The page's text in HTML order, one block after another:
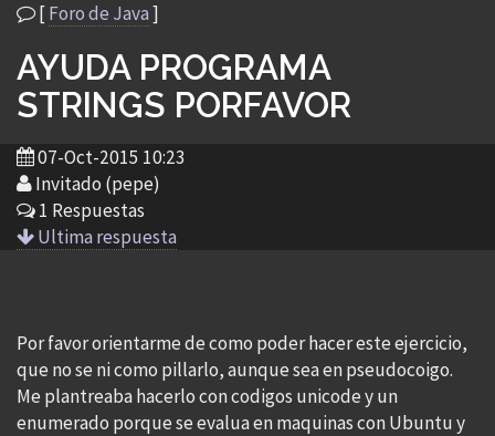
[Foro de Java]
AYUDA PROGRAMA
STRINGS PORFAVOR
07-Oct-2015 10:23
Invitado (pepe)
1 Respuestas
Ultima respuesta
Por favor orientarme de como poder hacer este ejercicio,
que no se ni como pillarlo, aunque sea en pseudocoigo.
Me plantreaba hacerlo con codigos unicode y un
enumerado porque se evalua en maquinas con Ubuntu y